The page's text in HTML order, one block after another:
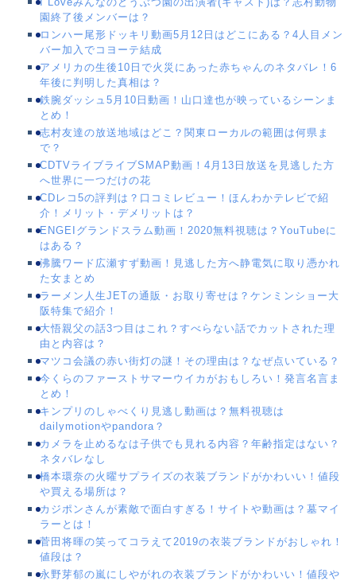
園終了後メンバーは？
ロンハー尾形ドッキリ動画5月12日はどこにある？4人目メン
バー加入でコヨーテ結成
アメリカの生後10日で火災にあった赤ちゃんのネタバレ！6
年後に判明した真相は？
鉄腕ダッシュ5月10日動画！山口達也が映っているシーンま
とめ！
志村友達の放送地域はどこ？関東ローカルの範囲は何県ま
で？
CDTVライブライブSMAP動画！4月13日放送を見逃した方
へ世界に一つだけの花
CDレコ5の評判は？口コミレビュー！ほんわかテレビで紹
介！メリット・デメリットは？
ENGEIグランドスラム動画！2020無料視聴は？YouTubeに
はある？
沸騰ワード広瀬すず動画！見逃した方へ静電気に取り憑かれ
た女まとめ
ラーメン人生JETの通販・お取り寄せは？ケンミンショー大
阪特集で紹介！
大悟親父の話3つ目はこれ？すべらない話でカットされた理
由と内容は？
マツコ会議の赤い街灯の謎！その理由は？なぜ点いている？
今くらのファーストサマーウイカがおもしろい！発言名言ま
とめ！
キンプリのしゃべくり見逃し動画は？無料視聴は
dailymotionやpandora？
カメラを止めるなは子供でも見れる内容？年齢指定はない？
ネタバレなし
橋本環奈の火曜サプライズの衣装ブランドがかわいい！値段
や買える場所は？
カジポンさんが素敵で面白すぎる！サイトや動画は？墓マイ
ラーとは！
菅田将暉の笑ってコラえて2019の衣装ブランドがおしゃれ！
値段は？
永野芽郁の嵐にしやがれの衣装ブランドがかわいい！値段や